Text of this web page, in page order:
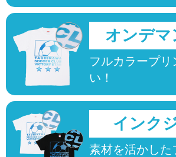
オンデマ
フルカラープリ
い！
インク
素材を活かした